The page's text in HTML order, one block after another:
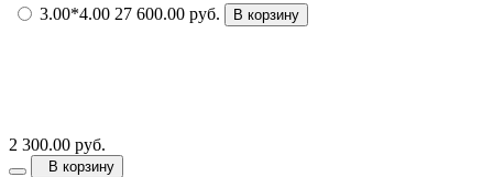
3.00*4.00 27 600.00 руб. В корзину
2 300.00 руб.
В корзину